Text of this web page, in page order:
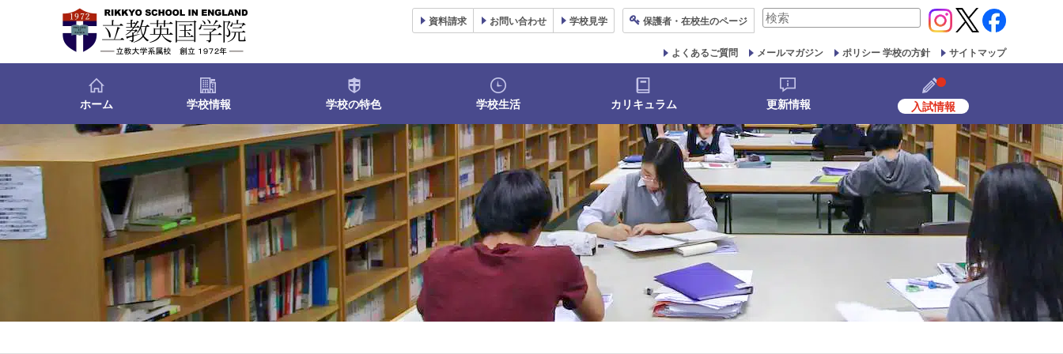
資料請求 お問い合わせ 学校見学 保護者 ・在校生のページ
検
対
象:
よくあるご質問 メールマガジン ポリシー 学校の方針 サイトマップ
ホーム 学校情報 学校の特色 学校生活 カリキュラム 更新情報 入試情報